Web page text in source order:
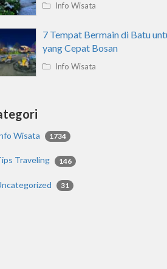
Info Wisata
7 Tempat Bermain di Batu
yang Cepat Bosan
Info Wisata
Wisata 1734
Traveling 146
31